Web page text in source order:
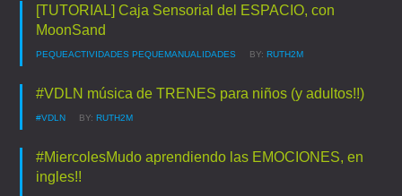
[TUTORIAL] Caja Sensorial del ESPACIO, con
MoonSand
PEQUEACTIVIDADES PEQUEMANUALIDADES BY:RUTH2M
#VDLN música de TRENES para niños (y adultos!!)
#VDLN BY:RUTH2M
#MiercolesMudo aprendiendo las EMOCIONES, en
ingles!!